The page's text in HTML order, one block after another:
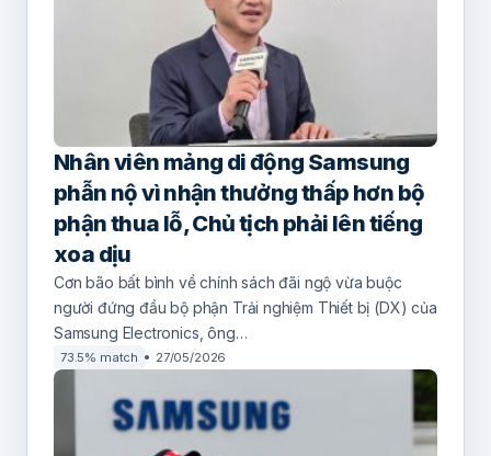
Nhân viên mảng di động Samsung
phẫn nộ vì nhận thưởng thấp hơn bộ
phận thua lỗ, Chủ tịch phải lên tiếng
xoa dịu
Cơn bão bất bình về chính sách đãi ngộ vừa buộc
người đứng đầu bộ phận Trải nghiệm Thiết bị (DX) của
Samsung Electronics, ông…
73.5% match 27/05/2026